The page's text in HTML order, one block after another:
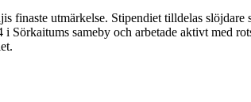
finaste utmärkelse. Stipendiet tilldelas slöjdare
Sörkaitums sameby och arbetade aktivt med